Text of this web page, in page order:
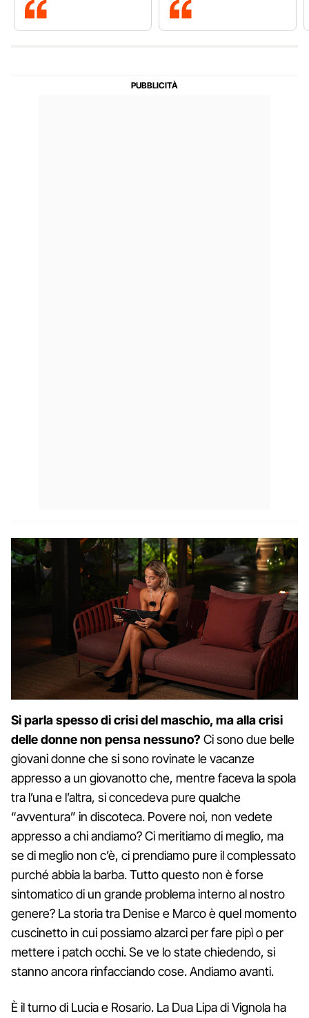
Si parla spesso di crisi del maschio, ma alla crisi
delle donne non pensa nessuno? Ci sono due belle
giovani donne che si sono rovinate le vacanze
appresso a un giovanotto che, mentre faceva la spola
tra l’una e l’altra, si concedeva pure qualche
“avventura” in discoteca. Povere noi, non vedete
appresso a chi andiamo? Ci meritiamo di meglio, ma
se di meglio non c’è, ci prendiamo pure il complessato
purché abbia la barba. Tutto questo non è forse
sintomatico di un grande problema interno al nostro
genere? La storia tra Denise e Marco è quel momento
cuscinetto in cui possiamo alzarci per fare pipì o per
mettere i patch occhi. Se ve lo state chiedendo, si
stanno ancora rinfacciando cose. Andiamo avanti.
È il turno di Lucia e Rosario. La Dua Lipa di Vignola ha